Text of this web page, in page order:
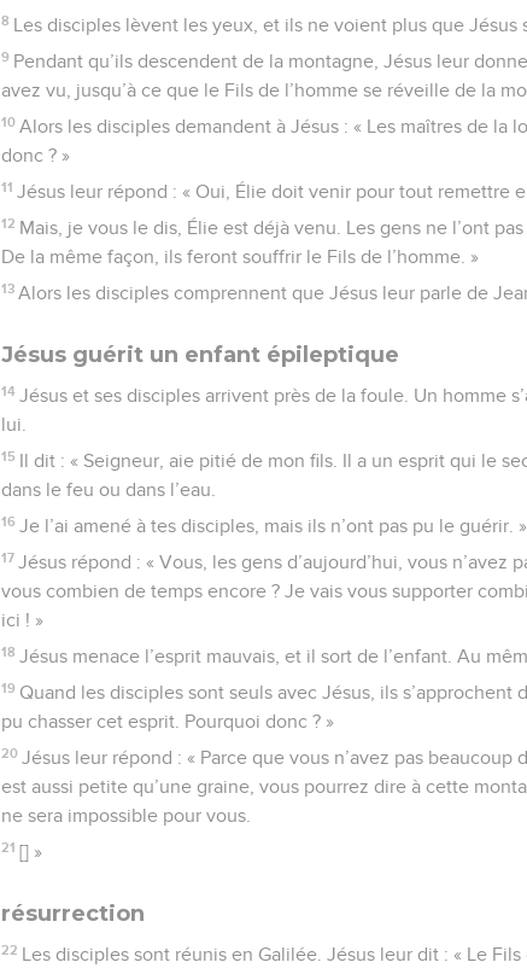
8 Les disciples lèvent les yeux, et ils ne voient plus que Jésus
9 Pendant qu’ils descendent de la montagne, Jésus leur
avez vu, jusqu’à ce que le Fils de l’homme se réveille de la
10 Alors les disciples demandent à Jésus : « Les maîtres de la
donc ? »
11 Jésus leur répond : « Oui, Élie doit venir pour tout remettre
12 Mais, je vous le dis, Élie est déjà venu. Les gens ne l’ont
De la même façon, ils feront souffrir le Fils de l’homme. »
13 Alors les disciples comprennent que Jésus leur parle de
Jésus guérit un enfant épileptique
14 Jésus et ses disciples arrivent près de la foule. Un homme
lui.
15 Il dit : « Seigneur, aie pitié de mon fils. Il a un esprit qui le
dans le feu ou dans l’eau.
16 Je l’ai amené à tes disciples, mais ils n’ont pas pu le guérir. »
17 Jésus répond : « Vous, les gens d’aujourd’hui, vous n’avez
vous combien de temps encore ? Je vais vous supporter
ici ! »
18 Jésus menace l’esprit mauvais, et il sort de l’enfant. Au
19 Quand les disciples sont seuls avec Jésus, ils s’approchent
pu chasser cet esprit. Pourquoi donc ? »
20 Jésus leur répond : « Parce que vous n’avez pas
est aussi petite qu’une graine, vous pourrez dire à cette
ne sera impossible pour vous.
21 [] »
résurrection
22 Les disciples sont réunis en Galilée. Jésus leur dit : « Le